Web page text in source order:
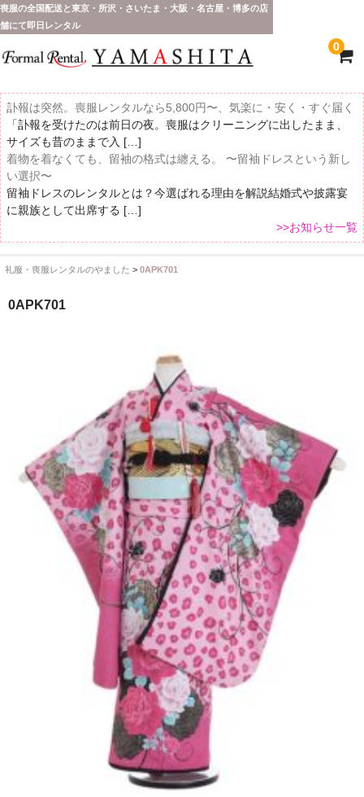
喪服の全国配送と東京・所沢・さいたま・大阪・名古屋・博多の店
舗にて即日レンタル
0
訃報は突然。喪服レンタルなら5,800円〜、気楽に・安く・すぐ届く
「訃報を受けたのは前日の夜。喪服はクリーニングに出したまま、
サイズも昔のままで入 […]
着物を着なくても、留袖の格式は纏える。 〜留袖ドレスという新し
い選択〜
留袖ドレスのレンタルとは？今選ばれる理由を解説結婚式や披露宴
に親族として出席する […]
>>お知らせ一覧
ホーム
全 国 配 送
配送・お支払い方法
ご注文の流れ
よくあるご質問
礼服・喪服レンタルのやました > 0APK701
0APK701